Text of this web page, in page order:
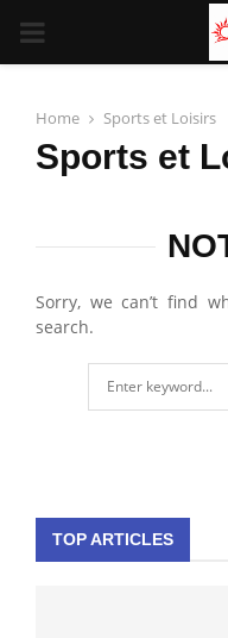
PRIMARY
Home Sports et Loisirs
Sports et
Sorry, we can’t find
search.
for:
TOP ARTICLES